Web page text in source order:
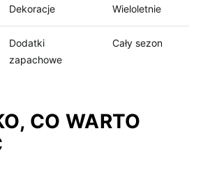
Dekoracje Wieloletnie
Dodatki
zapachowe
Cały sezon
CO⁤ WARTO